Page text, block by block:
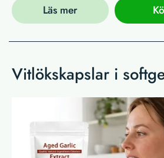
Läs mer
Vitlökskapslar i